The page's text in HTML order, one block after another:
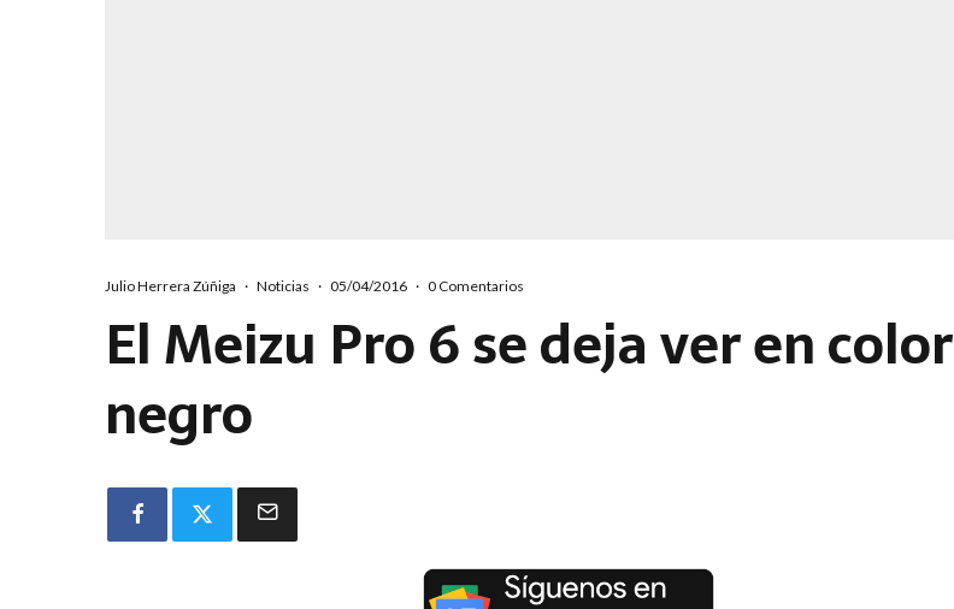
Julio Herrera Zúñiga · Noticias · 05/04/2016 · 0 Comentarios
El Meizu Pro 6 se deja ver en color
negro